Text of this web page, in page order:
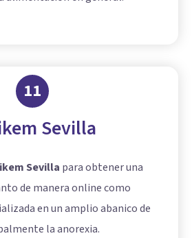
11
Sevilla
Sevilla para obtener una
de manera online como
en un amplio abanico de
la anorexia.